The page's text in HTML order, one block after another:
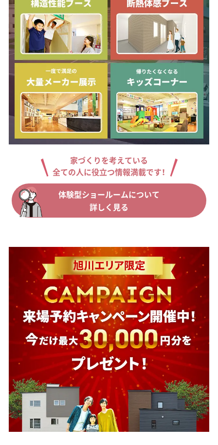
家づくりを考えている
全ての人に役立つ情報満載です！
体験型ショールームについて
詳しく見る